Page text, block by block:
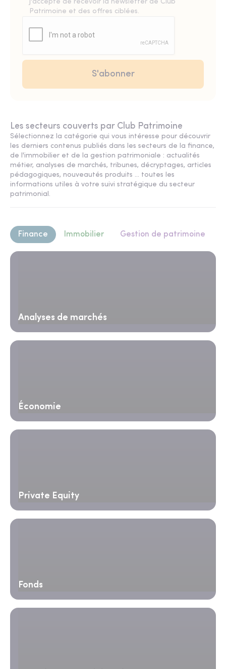
j'accepte de recevoir la newsletter de Club
Patrimoine et des offres ciblées.
Les secteurs couverts par Club Patrimoine
Sélectionnez la catégorie qui vous intéresse pour découvrir
les derniers contenus publiés dans les secteurs de la finance,
de l'immobilier et de la gestion patrimoniale : actualités
métier, analyses de marchés, tribunes, décryptages, articles
pédagogiques, nouveautés produits ... toutes les
informations utiles à votre suivi stratégique du secteur
patrimonial.
Finance Immobilier Gestion de patrimoine
Analyses de marchés
Économie
Private Equity
Fonds